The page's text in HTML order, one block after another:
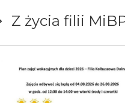
Z życia filii